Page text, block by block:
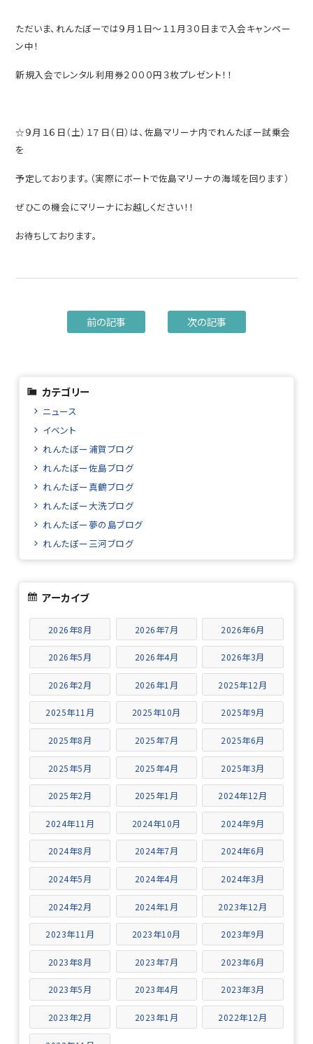
ただいま、れんたぼーでは９月１日～１１月３０日まで入会キャンペー
ン中！
新規入会でレンタル利用券２０００円３枚プレゼント！！
☆９月１６日（土）１７日（日）は、佐島マリーナ内でれんたぼー試乗会
を
予定しております。（実際にボートで佐島マリーナの海域を回ります）
ぜひこの機会にマリーナにお越しください！！
お待ちしております。
前の記事 次の記事
カテゴリー
ニュース
イベント
れんたぼー浦賀ブログ
れんたぼー佐島ブログ
れんたぼー真鶴ブログ
れんたぼー大洗ブログ
れんたぼー夢の島ブログ
れんたぼー三河ブログ
アーカイブ
2026年8月 2026年7月 2026年6月
2026年5月 2026年4月 2026年3月
2026年2月 2026年1月 2025年12月
2025年11月 2025年10月 2025年9月
2025年8月 2025年7月 2025年6月
2025年5月 2025年4月 2025年3月
2025年2月 2025年1月 2024年12月
2024年11月 2024年10月 2024年9月
2024年8月 2024年7月 2024年6月
2024年5月 2024年4月 2024年3月
2024年2月 2024年1月 2023年12月
2023年11月 2023年10月 2023年9月
2023年8月 2023年7月 2023年6月
2023年5月 2023年4月 2023年3月
2023年2月 2023年1月 2022年12月